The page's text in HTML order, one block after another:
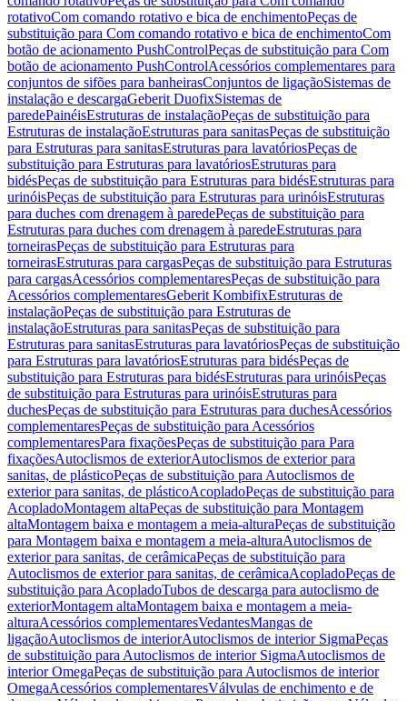
rotativoCom comando rotativo e bica de enchimentoPeças de
substituição para Com comando rotativo e bica de enchimentoCom
botão de acionamento PushControlPeças de substituição para Com
botão de acionamento PushControlAcessórios complementares para
conjuntos de sifões para banheirasConjuntos de ligaçãoSistemas de
instalação e descargaGeberit DuofixSistemas de
paredePainéisEstruturas de instalaçãoPeças de substituição para
Estruturas de instalaçãoEstruturas para sanitasPeças de substituição
para Estruturas para sanitasEstruturas para lavatóriosPeças de
substituição para Estruturas para lavatóriosEstruturas para
bidésPeças de substituição para Estruturas para bidésEstruturas para
urinóisPeças de substituição para Estruturas para urinóisEstruturas
para duches com drenagem à paredePeças de substituição para
Estruturas para duches com drenagem à paredeEstruturas para
torneirasPeças de substituição para Estruturas para
torneirasEstruturas para cargasPeças de substituição para Estruturas
para cargasAcessórios complementaresPeças de substituição para
Acessórios complementaresGeberit KombifixEstruturas de
instalaçãoPeças de substituição para Estruturas de
instalaçãoEstruturas para sanitasPeças de substituição para
Estruturas para sanitasEstruturas para lavatóriosPeças de substituição
para Estruturas para lavatóriosEstruturas para bidésPeças de
substituição para Estruturas para bidésEstruturas para urinóisPeças
de substituição para Estruturas para urinóisEstruturas para
duchesPeças de substituição para Estruturas para duchesAcessórios
complementaresPeças de substituição para Acessórios
complementaresPara fixaçõesPeças de substituição para Para
fixaçõesAutoclismos de exteriorAutoclismos de exterior para
sanitas, de plásticoPeças de substituição para Autoclismos de
exterior para sanitas, de plásticoAcopladoPeças de substituição para
AcopladoMontagem altaPeças de substituição para Montagem
altaMontagem baixa e montagem a meia-alturaPeças de substituição
para Montagem baixa e montagem a meia-alturaAutoclismos de
exterior para sanitas, de cerâmicaPeças de substituição para
Autoclismos de exterior para sanitas, de cerâmicaAcopladoPeças de
substituição para AcopladoTubos de descarga para autoclismo de
exteriorMontagem altaMontagem baixa e montagem a meia-
alturaAcessórios complementaresVedantesMangas de
ligaçãoAutoclismos de interiorAutoclismos de interior SigmaPeças
de substituição para Autoclismos de interior SigmaAutoclismos de
interior OmegaPeças de substituição para Autoclismos de interior
OmegaAcessórios complementaresVálvulas de enchimento e de